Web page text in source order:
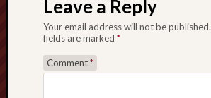
Leave a Reply
Your email address will not be published.
fields are marked *
Comment*